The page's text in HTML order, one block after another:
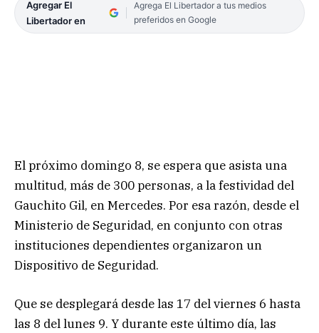
Agregar El
Libertador en
Agrega El Libertador a tus medios
preferidos en Google
El próximo domingo 8, se espera que asista una
multitud, más de 300 personas, a la festividad del
Gauchito Gil, en Mercedes. Por esa razón, desde el
Ministerio de Seguridad, en conjunto con otras
instituciones dependientes organizaron un
Dispositivo de Seguridad.
Que se desplegará desde las 17 del viernes 6 hasta
las 8 del lunes 9. Y durante este último día, las